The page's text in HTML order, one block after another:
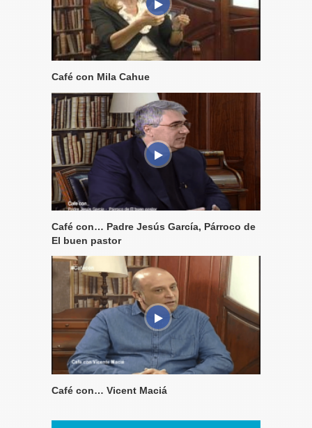
Café con Mila Cahue
Café con… Padre Jesús García, Párroco de
El buen pastor
Café con… Vicent Maciá